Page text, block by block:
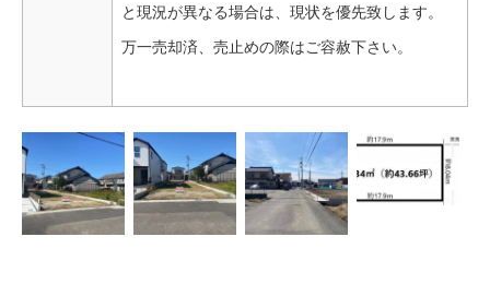
と現況が異なる場合は、現状を優先致します。
万一売却済、売止めの際はご容赦下さい。